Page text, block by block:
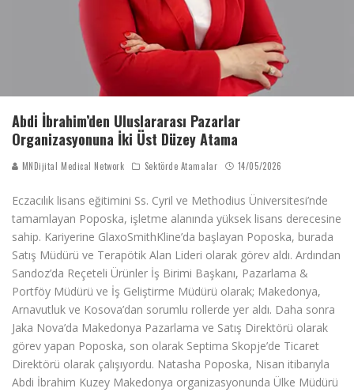
Abdi İbrahim’den Uluslararası Pazarlar
Organizasyonuna İki Üst Düzey Atama
MNDijital Medical Network Sektörde Atamalar 14/05/2026
Eczacılık lisans eğitimini Ss. Cyril ve Methodius Üniversitesi’nde
tamamlayan Poposka, işletme alanında yüksek lisans derecesine
sahip. Kariyerine GlaxoSmithKline’da başlayan Poposka, burada
Satış Müdürü ve Terapötik Alan Lideri olarak görev aldı. Ardından
Sandoz’da Reçeteli Ürünler İş Birimi Başkanı, Pazarlama &
Portföy Müdürü ve İş Geliştirme Müdürü olarak; Makedonya,
Arnavutluk ve Kosova’dan sorumlu rollerde yer aldı. Daha sonra
Jaka Nova’da Makedonya Pazarlama ve Satış Direktörü olarak
görev yapan Poposka, son olarak Septima Skopje’de Ticaret
Direktörü olarak çalışıyordu. Natasha Poposka, Nisan itibarıyla
Abdi İbrahim Kuzey Makedonya organizasyonunda Ülke Müdürü